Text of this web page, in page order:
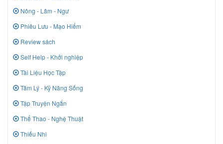
Nông - Lâm - Ngư
Phiêu Lưu - Mạo Hiểm
Review sách
Self Help - Khởi nghiệp
Tài Liệu Học Tập
Tâm Lý - Kỹ Năng Sống
Tập Truyện Ngắn
Thể Thao - Nghệ Thuật
Thiếu Nhi